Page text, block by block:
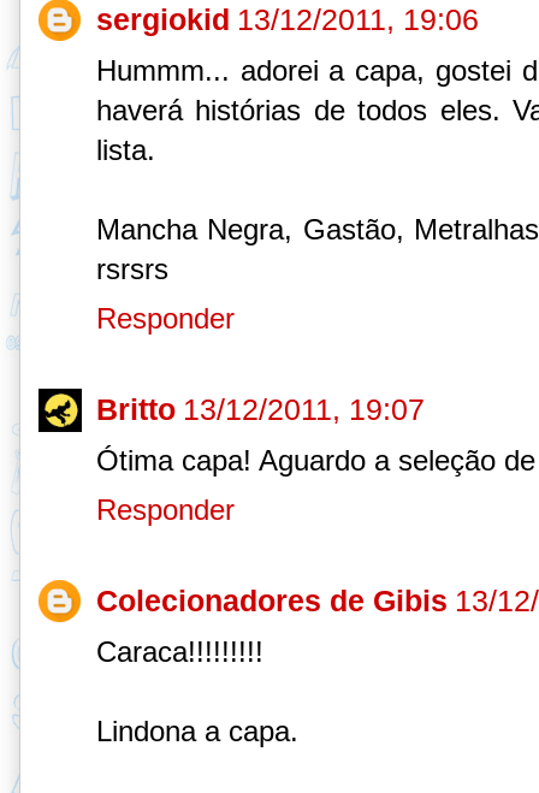
sergiokid 13/12/2011, 19:06
Hummm... adorei a capa, gostei
haverá histórias de todos eles.
lista.
Mancha Negra, Gastão,
rsrsrs
Responder
Britto 13/12/2011, 19:07
Ótima capa! Aguardo a seleção
Responder
Colecionadores de Gibis 13/
Caraca!!!!!!!!!
Lindona a capa.